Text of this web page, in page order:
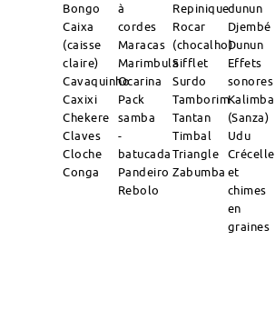
Bongo
Caixa
(caisse
claire)
Cavaquinho
Caxixi
Chekere
Claves
Cloche
Conga
à
cordes
Maracas
Marimbula
Ocarina
Pack
samba
-
batucada
Pandeiro
Rebolo
Repinique
Rocar
(chocalho)
Sifflet
Surdo
Tamborim
Tantan
Timbal
Triangle
Zabumba
dunun
Djembé
Dunun
Effets
sonores
Kalimba
(Sanza)
Udu
Crécelle
et
chimes
en
graines